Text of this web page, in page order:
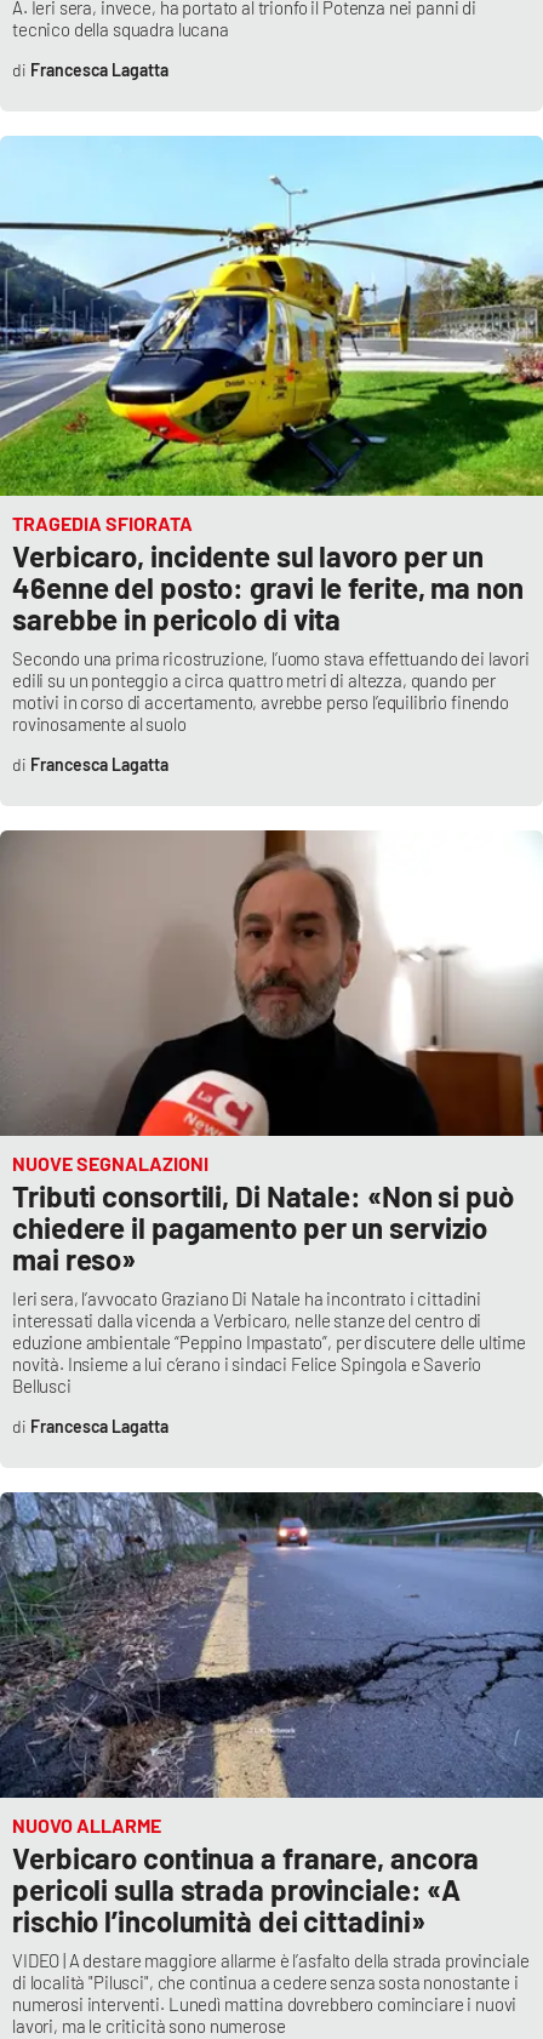
A. Ieri sera, invece, ha portato al trionfo il Potenza nei panni di
tecnico della squadra lucana
Francesca Lagatta
TRAGEDIA SFIORATA
Verbicaro, incidente sul lavoro per un
46enne del posto: gravi le ferite, ma non
sarebbe in pericolo di vita
Secondo una prima ricostruzione, l’uomo stava effettuando dei lavori
edili su un ponteggio a circa quattro metri di altezza, quando per
motivi in corso di accertamento, avrebbe perso l’equilibrio finendo
rovinosamente al suolo
Francesca Lagatta
NUOVE SEGNALAZIONI
Tributi consortili, Di Natale: «Non si può
chiedere il pagamento per un servizio
mai reso»
Ieri sera, l’avvocato Graziano Di Natale ha incontrato i cittadini
interessati dalla vicenda a Verbicaro, nelle stanze del centro di
eduzione ambientale “Peppino Impastato”, per discutere delle ultime
novità. Insieme a lui c’erano i sindaci Felice Spingola e Saverio
Bellusci
Francesca Lagatta
NUOVO ALLARME
Verbicaro continua a franare, ancora
pericoli sulla strada provinciale: «A
rischio l’incolumità dei cittadini»
VIDEO | A destare maggiore allarme è l’asfalto della strada provinciale
di località "Pilusci", che continua a cedere senza sosta nonostante i
numerosi interventi. Lunedì mattina dovrebbero cominciare i nuovi
lavori, ma le criticità sono numerose